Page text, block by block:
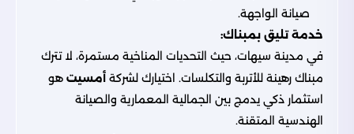
صيانة الواجهة.
خدمة تليق بمبناك:
في مدينة سيهات، حيث التحديات المناخية مستمرة، لا تترك
مبناك رهينة للأتربة والتكلسات. اختيارك لشركة أمسيت هو
استثمار ذكي يدمج بين الجمالية المعمارية والصيانة
الهندسية المتقنة.